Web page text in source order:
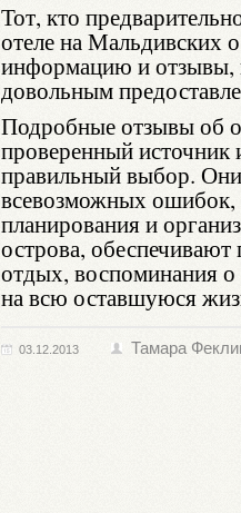
Тот, кто
отеле на Мальдивских
информацию и отзывы,
довольным
Подробные отзывы об
проверенный
правильный выбор.
всевозможных
планирования и
острова,
отдых, воспоминания о
на всю оставшуюся
03.12.2013 Тамара